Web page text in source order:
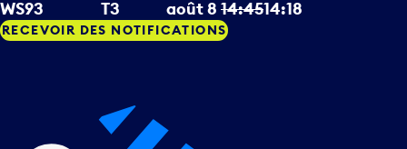
RECEVOIR DES NOTIFICATIONS